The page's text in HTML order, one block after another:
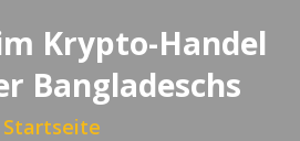
Krypto-Handel
Bangladeschs
Startseite